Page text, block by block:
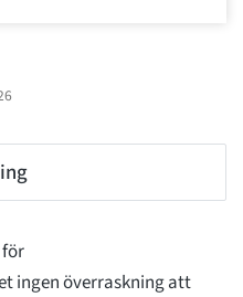
ingen överraskning att